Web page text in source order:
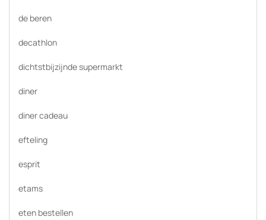
de beren
decathlon
dichtstbijzijnde supermarkt
diner
diner cadeau
efteling
esprit
etams
eten bestellen